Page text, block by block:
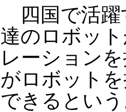
四国で活躍
達のロボッ
レーション
がロボット
できるとい